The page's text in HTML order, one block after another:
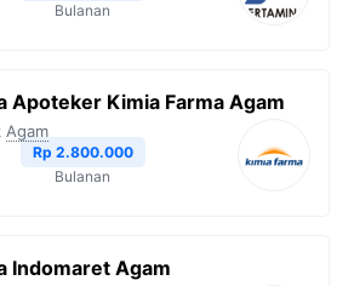
Bulanan
Apoteker Kimia Farma Agam
Agam
Rp 2.800.000
Bulanan
Indomaret Agam